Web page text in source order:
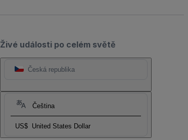
Živé události po celém světě
Česká republika
Čeština
US$ United States Dollar